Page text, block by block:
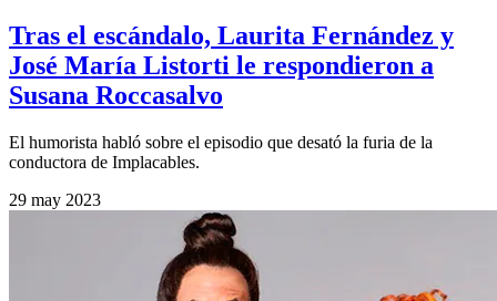
Tras el escándalo, Laurita Fernández y
José María Listorti le respondieron a
Susana Roccasalvo
El humorista habló sobre el episodio que desató la furia de la
conductora de Implacables.
29 may 2023